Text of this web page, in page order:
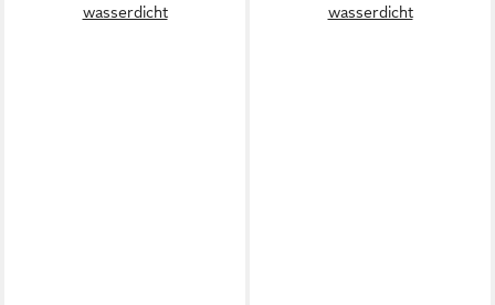
wasserdicht
wasserdicht